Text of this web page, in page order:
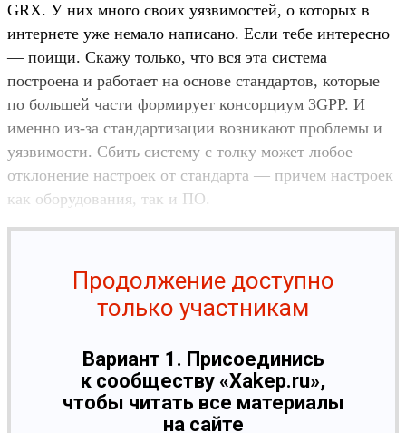
GRX. У них много своих уязвимостей, о которых в
интернете уже немало написано. Если тебе интересно
— поищи. Скажу только, что вся эта система
построена и работает на основе стандартов, которые
по большей части формирует консорциум 3GPP. И
именно из-за стандартизации возникают проблемы и
уязвимости. Сбить систему с толку может любое
отклонение настроек от стандарта — причем настроек
как оборудования, так и ПО.
Продолжение доступно
только участникам
Вариант 1. Присоединись
к сообществу «Xakep.ru»,
чтобы читать все материалы
на сайте